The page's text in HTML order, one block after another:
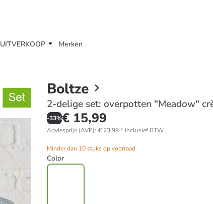
UITVERKOOP Merken
Boltze
2-delige set: overpotten "Meadow"
-33%€ 15,99
Adviesprijs (AVP): € 23,99* inclusief BTW
Minder dan 10 stuks op voorraad
Color